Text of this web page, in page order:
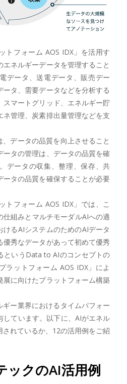
トフォーム AOS IDX」を活用す
ネルギーデータを管理すること
データ、送電データ、販売デー
ータ、需要データなどを分析する
スマートグリッド、エネルギー貯
管理、炭素排出量管理などを支
データの品質を向上させること
ータの管理は、データの品質を確
データの収集、整理、保存、共
タの品質を確保することが必要
トフォーム AOS IDX」では、こ
仕組みとマルチモーダルAIへの適
けるAIシステムのためのAIデータ
秀なデータがあって初めて優秀
というData to AIのコンセプトの
ラットフォーム AOS IDX」によ
展に向けたプラットフォーム構築
ー業界におけるタイムパフォー
しています。以下に、AIがエネル
れているか、12の活用例をご紹
ックのAI活用例